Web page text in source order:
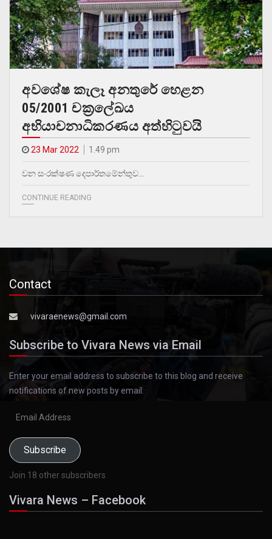
අවශේෂ කැලෑ අනතුරේ හෙළන
05/2001 චක්‍රලේඛය
අභියාචනාධිකරණය අත්හිටුවයි
23 Mar 2022 1.49 pm
වන සංරක්ෂණ දෙපාර්තමේන්තුව…
CONTINUE READING
Contact
vivaraenews@gmail.com
Subscribe to Vivara News via Email
Enter your email address to subscribe to this blog and receive
notifications of new posts by email.
Subscribe
Join 18 other subscribers
Vivara News – Facebook